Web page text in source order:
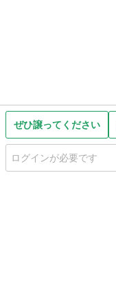
ぜひ譲ってください